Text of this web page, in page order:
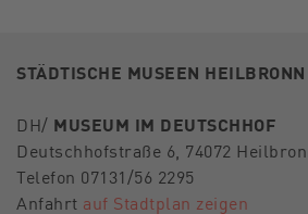
STÄDTISCHE MUSEEN HEILBRONN
DH/ MUSEUM IM DEUTSCHHOF
Deutschhofstraße 6, 74072
Telefon 07131/56 2295
Anfahrt auf Stadtplan zeigen